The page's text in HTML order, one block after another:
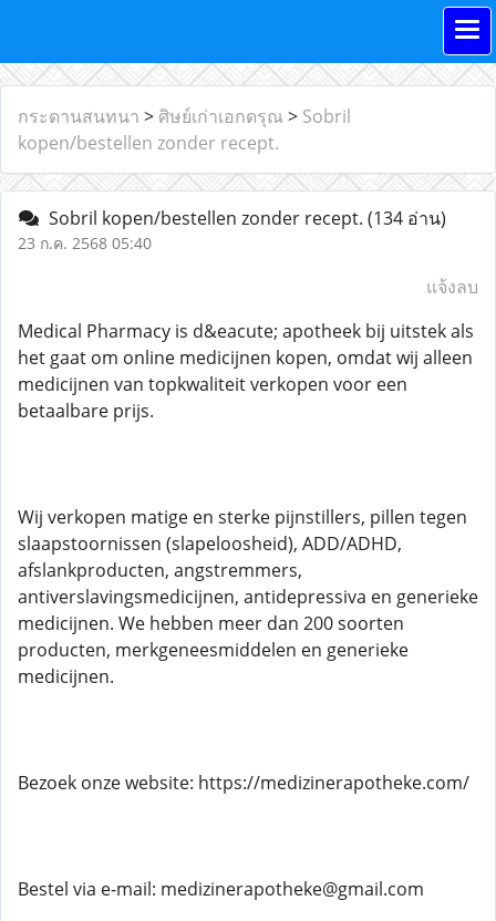
กระดานสนทนา > ศิษย์เก่าเอกดรุณ > Sobril
kopen/bestellen zonder recept.
Sobril kopen/bestellen zonder recept. (134 อ่าน)
23 ก.ค. 2568 05:40
แจ้งลบ
Medical Pharmacy is d&eacute; apotheek bij uitstek als
het gaat om online medicijnen kopen, omdat wij alleen
medicijnen van topkwaliteit verkopen voor een
betaalbare prijs.
Wij verkopen matige en sterke pijnstillers, pillen tegen
slaapstoornissen (slapeloosheid), ADD/ADHD,
afslankproducten, angstremmers,
antiverslavingsmedicijnen, antidepressiva en generieke
medicijnen. We hebben meer dan 200 soorten
producten, merkgeneesmiddelen en generieke
medicijnen.
Bezoek onze website: https://medizinerapotheke.com/
Bestel via e-mail: medizinerapotheke@gmail.com